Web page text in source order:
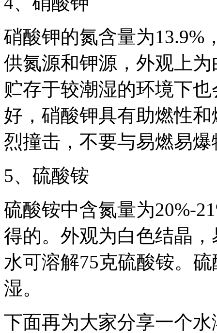
硝酸钾的氮含量为13.9%
供氮源和钾源，外观上
贮存于较潮湿的环境下
好，硝酸钾具有助燃性
烈撞击，不要与易燃易
5、硫酸铵
硫酸铵中含氮量为20%-
得的。外观为白色结晶
水可溶解75克硫酸铵。
湿。
下面再为大家分享一个